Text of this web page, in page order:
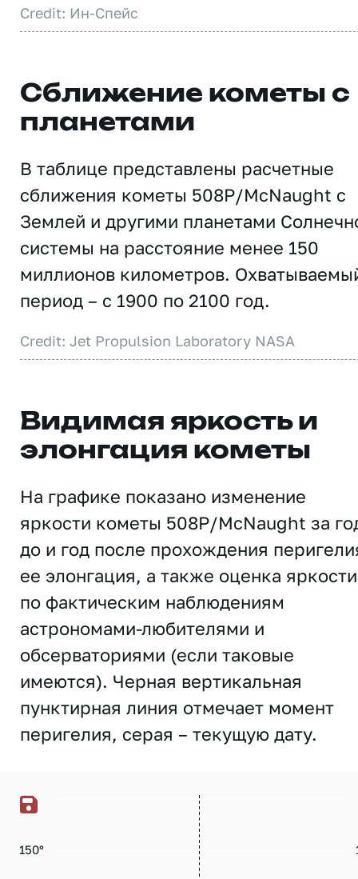
Credit: Ин-Спейс
Сближение кометы с
планетами
В таблице представлены расчетные
сближения кометы 508P/McNaught с
Землей и другими планетами
системы на расстояние менее 150
миллионов километров.
период – с 1900 по 2100 год.
Credit: Jet Propulsion Laboratory NASA
Видимая яркость и
элонгация кометы
На графике показано изменение
яркости кометы 508P/McNaught за
до и год после прохождения
ее элонгация, а также оценка яркости
по фактическим наблюдениям
астрономами-любителями и
обсерваториями (если таковые
имеются). Черная вертикальная
пунктирная линия отмечает момент
перигелия, серая – текущую дату.
150°